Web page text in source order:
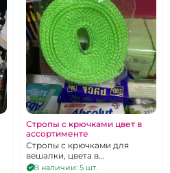
Стропы с крючками цвет в
ассортименте
Стропы с крючками для
вешалки, цвета в
ассортименте
В наличии: 5 шт.